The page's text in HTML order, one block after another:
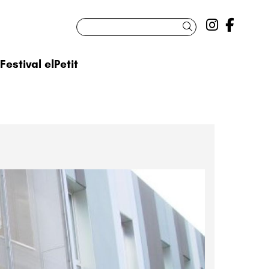
Link a
Link
Cercar
Festival elPetit